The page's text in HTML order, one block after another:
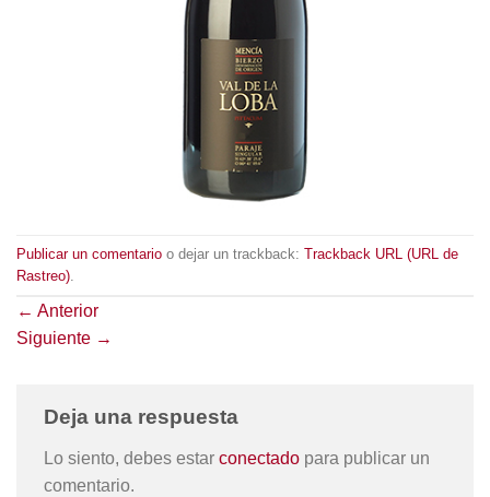
Publicar un comentario o dejar un trackback: Trackback URL (URL de
Rastreo)
← Anterior
Siguiente →
Deja una respuesta
Lo siento, debes estar conectado para publicar un
comentario.